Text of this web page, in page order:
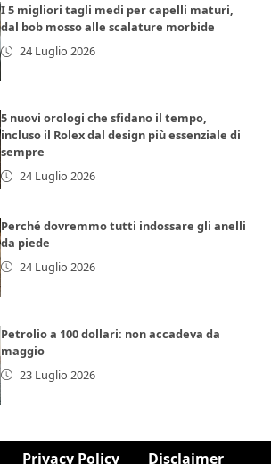
I 5 migliori tagli medi per capelli maturi,
dal bob mosso alle scalature morbide
24 Luglio 2026
5 nuovi orologi che sfidano il tempo,
incluso il Rolex dal design più essenziale di
sempre
24 Luglio 2026
Perché dovremmo tutti indossare gli anelli
da piede
24 Luglio 2026
Petrolio a 100 dollari: non accadeva da
maggio
23 Luglio 2026
Privacy Policy Disclaimer